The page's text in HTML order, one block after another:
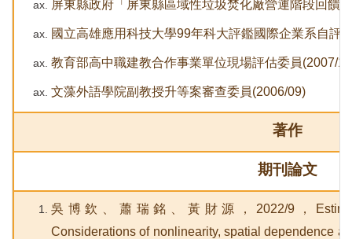
屏東縣政府「屏東縣區域性垃圾焚化廠營運階段回饋
國立高雄應用科技大學99年科大評鑑國際企業系自評
教育部高中職建教合作事業單位現場評估委員(2007/
文藻外語學院副教授升等案審查委員(2006/09)
著作
期刊論文
吳博欽、蕭瑞銘、黃財源，2022/9，
Considerations of nonlinearity, spatial dependence